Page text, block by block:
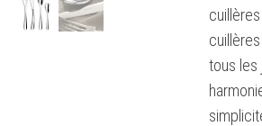
tous les